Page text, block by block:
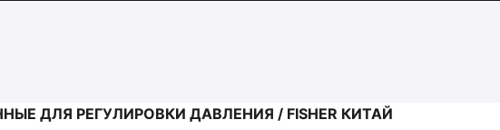
ДЛЯ РЕГУЛИРОВКИ ДАВЛЕНИЯ / FISHER КИТАЙ